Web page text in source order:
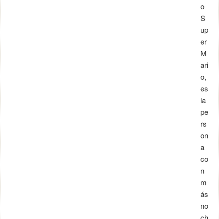
o
S
up
er
M
ari
o,
es
la
pe
rs
on
a
co
n
m
ás
no